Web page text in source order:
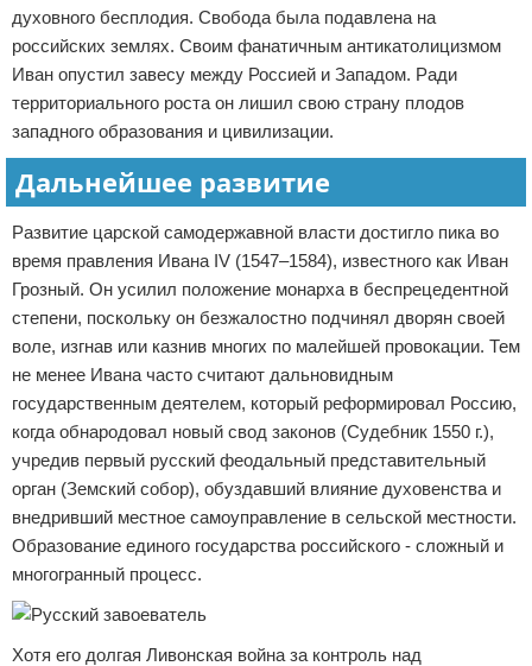
духовного бесплодия. Свобода была подавлена ​​на
российских землях. Своим фанатичным антикатолицизмом
Иван опустил завесу между Россией и Западом. Ради
территориального роста он лишил свою страну плодов
западного образования и цивилизации.
Дальнейшее развитие
Развитие царской самодержавной власти достигло пика во
время правления Ивана IV (1547–1584), известного как Иван
Грозный. Он усилил положение монарха в беспрецедентной
степени, поскольку он безжалостно подчинял дворян своей
воле, изгнав или казнив многих по малейшей провокации. Тем
не менее Ивана часто считают дальновидным
государственным деятелем, который реформировал Россию,
когда обнародовал новый свод законов (Судебник 1550 г.),
учредив первый русский феодальный представительный
орган (Земский собор), обуздавший влияние духовенства и
внедривший местное самоуправление в сельской местности.
Образование единого государства российского - сложный и
многогранный процесс.
Хотя его долгая Ливонская война за контроль над